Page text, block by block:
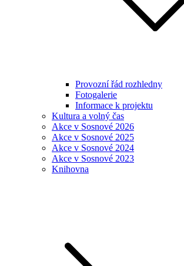
Provozní řád rozhledny
Fotogalerie
Informace k projektu
Kultura a volný čas
Akce v Sosnové 2026
Akce v Sosnové 2025
Akce v Sosnové 2024
Akce v Sosnové 2023
Knihovna